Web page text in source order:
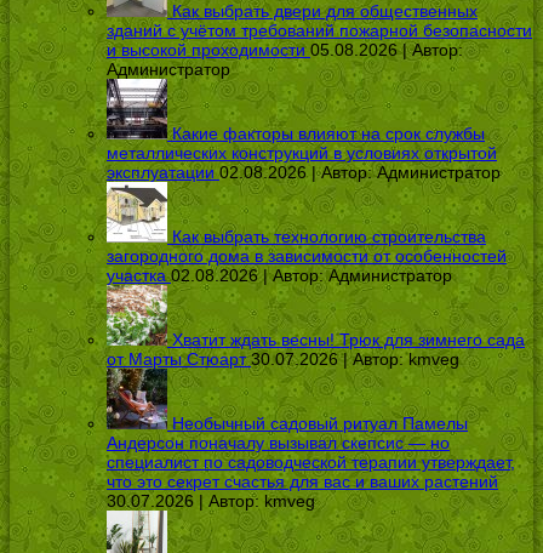
Как выбрать двери для общественных
зданий с учётом требований пожарной безопасности
и высокой проходимости 05.08.2026 | Автор:
Администратор
Какие факторы влияют на срок службы
металлических конструкций в условиях открытой
эксплуатации 02.08.2026 | Автор:Администратор
Как выбрать технологию строительства
загородного дома в зависимости от особенностей
участка 02.08.2026 | Автор:Администратор
Хватит ждать весны! Трюк для зимнего сада
от Марты Стюарт 30.07.2026 | Автор:kmveg
Необычный садовый ритуал Памелы
Андерсон поначалу вызывал скепсис — но
специалист по садоводческой терапии утверждает,
что это секрет счастья для вас и ваших растений
30.07.2026 | Автор: kmveg